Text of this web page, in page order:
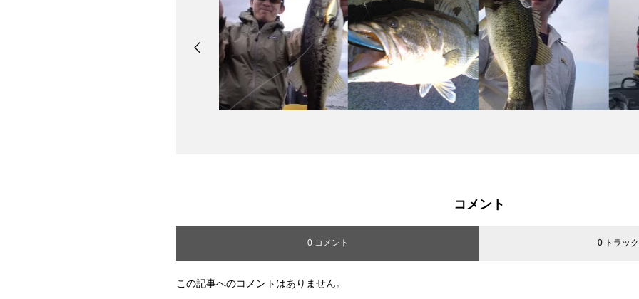
コメント
0 コメント 0 トラッ
この記事へのコメントはありません。